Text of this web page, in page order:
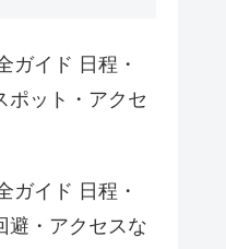
ガイド 日程・
ポット・アクセ
ガイド 日程・
避・アクセスな